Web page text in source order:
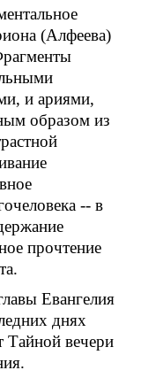
(Алфеева)
и ариями,
образом из
-- в
прочтение
Евангелия
днях
Тайной вечери